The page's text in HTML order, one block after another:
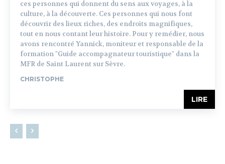
ces personnes qui donnent du sens aux voyages, à la
culture, à la découverte. Ces personnes qui nous font
découvrir des lieux riches, des endroits magnifiques,
tout en nous contant leur histoire. Pour y remédier, nous
avons rencontré Yannick, moniteur et responsable de la
formation "Guide accompagnateur touristique" dans la
MFR de Saint Laurent sur Sèvre.
CHRISTOPHE
LIRE